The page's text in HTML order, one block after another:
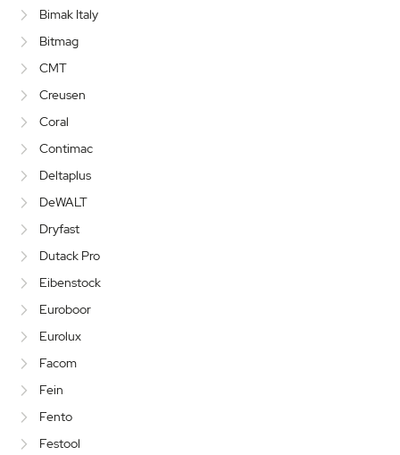
Bimak Italy
Bitmag
CMT
Creusen
Coral
Contimac
Deltaplus
DeWALT
Dryfast
Dutack Pro
Eibenstock
Euroboor
Eurolux
Facom
Fein
Fento
Festool